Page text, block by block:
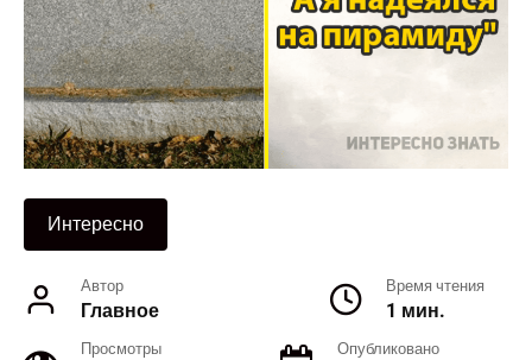
Интересно
Автор
Главное
Время чтения
1 мин.
Просмотры Опубликовано